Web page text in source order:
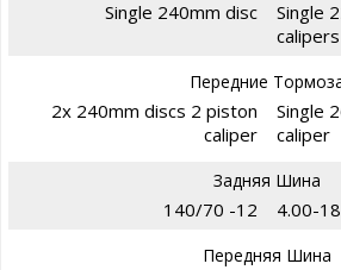
Single 240mm disc
Single
calipers
Передние
2x 240mm discs 2 piston
caliper
Single
caliper
Задняя Шина
140/70 -12 4.00-18
Передняя Шина